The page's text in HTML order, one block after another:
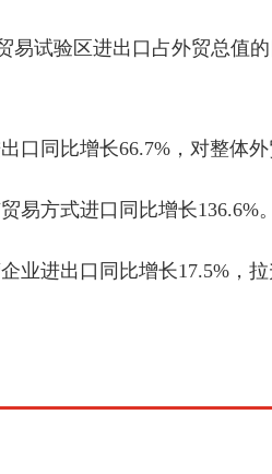
验区进出口占外贸总值的
同比增长66.7%，对整体外
方式进口同比增长136.6%。
进出口同比增长17.5%，拉